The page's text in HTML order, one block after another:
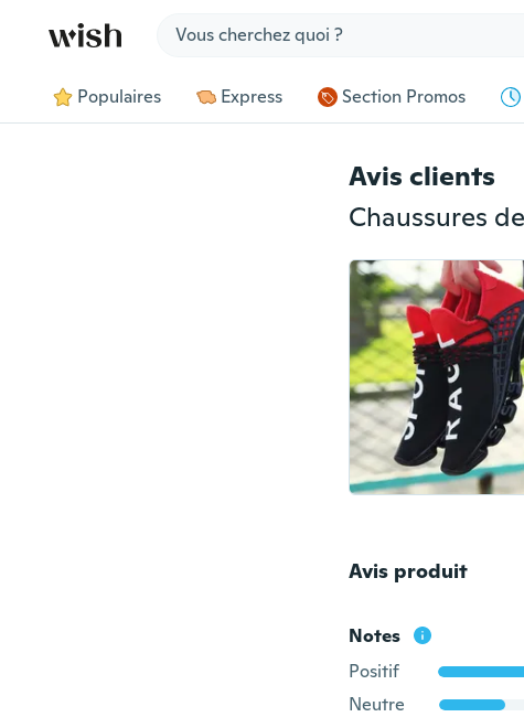
Populaires Express Section Promos
Avis clients
Avis produit
Notes
Positif
Neutre